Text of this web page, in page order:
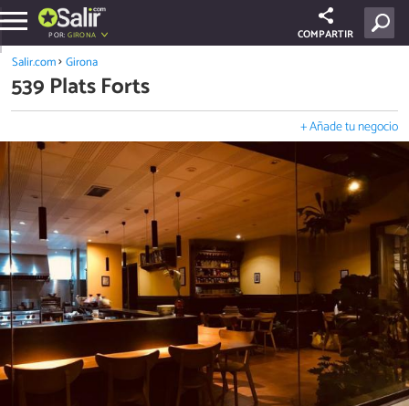
POR:GIRONA COMPARTIR
Salir.com Girona
539 Plats Forts
+ Añade tu negocio